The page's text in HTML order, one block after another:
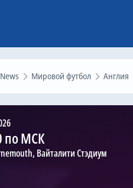
Мировой футбол Англия
по МСК
Вайталити Стэдиум